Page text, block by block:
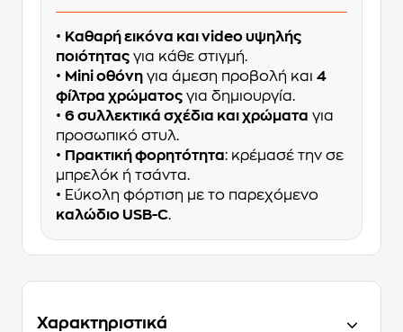
• Καθαρή εικόνα και video υψηλής
ποιότητας για κάθε στιγμή.
• Mini οθόνη για άμεση προβολή και 4
φίλτρα χρώματος για δημιουργία.
• 6 συλλεκτικά σχέδια και χρώματα για
προσωπικό στυλ.
• Πρακτική φορητότητα: κρέμασέ την σε
μπρελόκ ή τσάντα.
• Εύκολη φόρτιση με το παρεχόμενο
καλώδιο USB-C.
Χαρακτηριστικά